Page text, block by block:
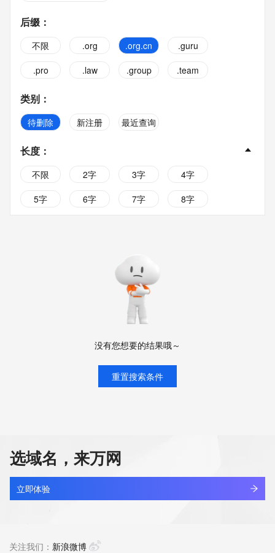
后缀 ：
不限 .org .org.cn
.guru
.pro
.law .group .team
类别 ：
待删除 新注册 最近查询
长度 ：
不限 2字 3字
4字
5字
6字 7字
8字
没有您想要的结果哦～
重置搜索条件
选域名，来万网
立即体验
关注我们： 新浪微博